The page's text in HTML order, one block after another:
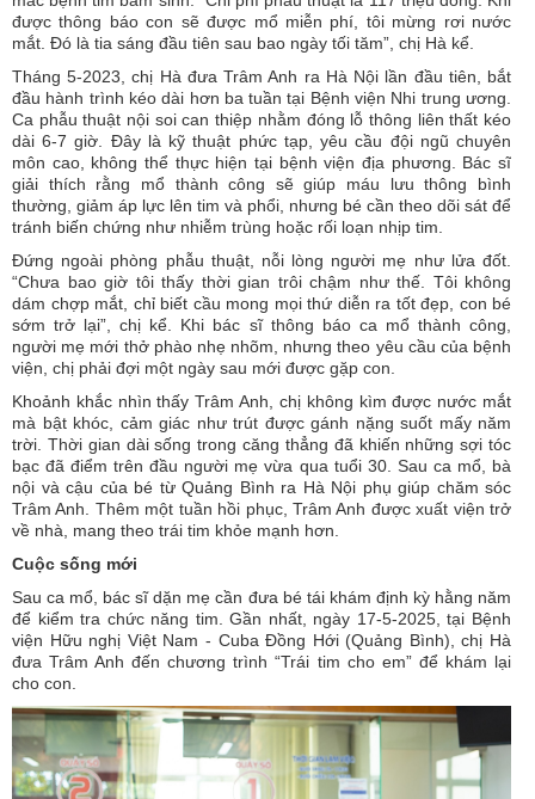
được thông báo con sẽ được mổ miễn phí, tôi mừng rơi nước
mắt. Đó là tia sáng đầu tiên sau bao ngày tối tăm”, chị Hà kể.
Tháng 5-2023, chị Hà đưa Trâm Anh ra Hà Nội lần đầu tiên, bắt
đầu hành trình kéo dài hơn ba tuần tại Bệnh viện Nhi trung ương.
Ca phẫu thuật nội soi can thiệp nhằm đóng lỗ thông liên thất kéo
dài 6-7 giờ. Đây là kỹ thuật phức tạp, yêu cầu đội ngũ chuyên
môn cao, không thể thực hiện tại bệnh viện địa phương. Bác sĩ
giải thích rằng mổ thành công sẽ giúp máu lưu thông bình
thường, giảm áp lực lên tim và phổi, nhưng bé cần theo dõi sát để
tránh biến chứng như nhiễm trùng hoặc rối loạn nhịp tim.
Đứng ngoài phòng phẫu thuật, nỗi lòng người mẹ như lửa đốt.
“Chưa bao giờ tôi thấy thời gian trôi chậm như thế. Tôi không
dám chợp mắt, chỉ biết cầu mong mọi thứ diễn ra tốt đẹp, con bé
sớm trở lại”, chị kể. Khi bác sĩ thông báo ca mổ thành công,
người mẹ mới thở phào nhẹ nhõm, nhưng theo yêu cầu của bệnh
viện, chị phải đợi một ngày sau mới được gặp con.
Khoảnh khắc nhìn thấy Trâm Anh, chị không kìm được nước mắt
mà bật khóc, cảm giác như trút được gánh nặng suốt mấy năm
trời. Thời gian dài sống trong căng thẳng đã khiến những sợi tóc
bạc đã điểm trên đầu người mẹ vừa qua tuổi 30. Sau ca mổ, bà
nội và cậu của bé từ Quảng Bình ra Hà Nội phụ giúp chăm sóc
Trâm Anh. Thêm một tuần hồi phục, Trâm Anh được xuất viện trở
về nhà, mang theo trái tim khỏe mạnh hơn.
Cuộc sống mới
Sau ca mổ, bác sĩ dặn mẹ cần đưa bé tái khám định kỳ hằng năm
để kiểm tra chức năng tim. Gần nhất, ngày 17-5-2025, tại Bệnh
viện Hữu nghị Việt Nam - Cuba Đồng Hới (Quảng Bình), chị Hà
đưa Trâm Anh đến chương trình “Trái tim cho em” để khám lại
cho con.